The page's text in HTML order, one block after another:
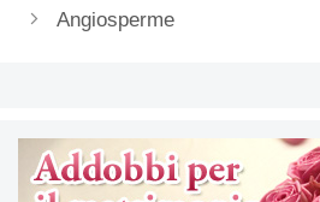
Angiosperme